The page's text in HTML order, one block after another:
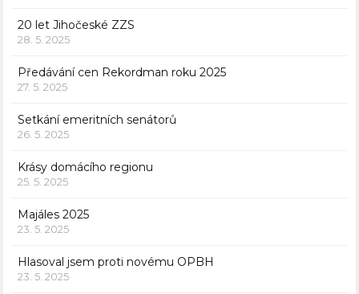
20 let Jihočeské ZZS
28. 5. 2025
Předávání cen Rekordman roku 2025
27. 5. 2025
Setkání emeritních senátorů
26. 5. 2025
Krásy domácího regionu
25. 5. 2025
Majáles 2025
23. 5. 2025
Hlasoval jsem proti novému OPBH
23. 5. 2025